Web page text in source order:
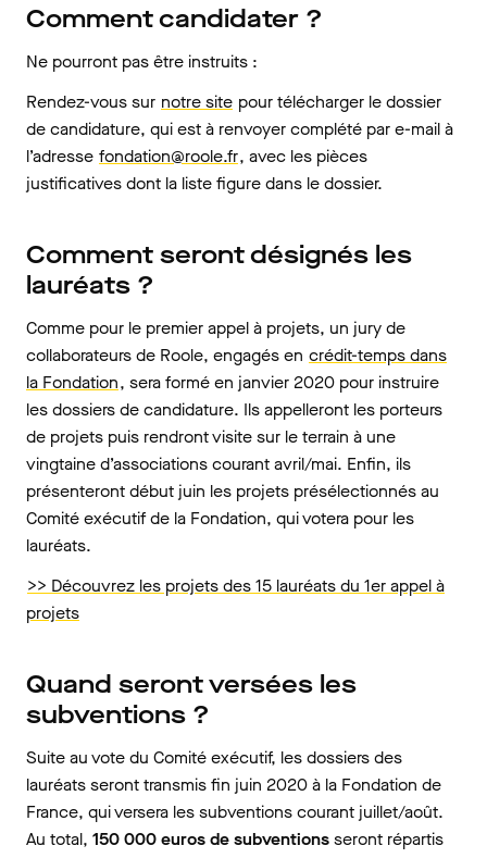
Comment candidater ?
Ne pourront pas être instruits :
Rendez-vous sur notre site pour télécharger le dossier
de candidature, qui est à renvoyer complété par e-mail à
l’adresse fondation@roole.fr, avec les pièces
justificatives dont la liste figure dans le dossier.
Comment seront désignés les
lauréats ?
Comme pour le premier appel à projets, un jury de
collaborateurs de Roole, engagés en crédit-temps dans
la Fondation, sera formé en janvier 2020 pour instruire
les dossiers de candidature. Ils appelleront les porteurs
de projets puis rendront visite sur le terrain à une
vingtaine d’associations courant avril/mai. Enfin, ils
présenteront début juin les projets présélectionnés au
Comité exécutif de la Fondation, qui votera pour les
lauréats.
>> Découvrez les projets des 15 lauréats du 1er appel à
projets
Quand seront versées les
subventions ?
Suite au vote du Comité exécutif, les dossiers des
lauréats seront transmis fin juin 2020 à la Fondation de
France, qui versera les subventions courant juillet/août.
Au total, 150 000 euros de subventionsseront répartis